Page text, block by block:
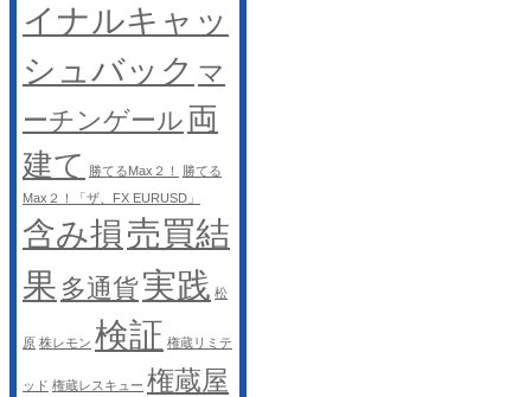
イナルキャッ
シュバック マ
ーチンゲール 両
建て
勝てるMax２！
勝てる
Max２！「ザ、FX EURUSD」
含み損売買結
果 多通貨実践 松
原 株レモン 検証 権蔵リミテ
ッド 権蔵レスキュー 権蔵屋